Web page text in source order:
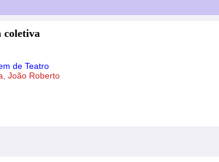
coletiva
de Teatro
João Roberto